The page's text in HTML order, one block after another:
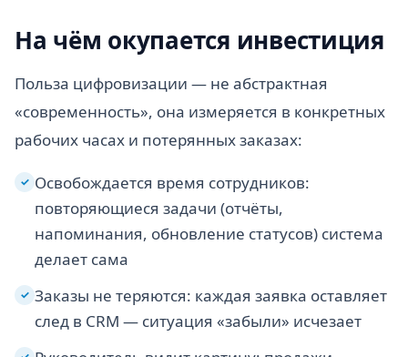
На чём окупается инвестиция
Польза цифровизации — не абстрактная
«современность», она измеряется в конкретных
рабочих часах и потерянных заказах:
✓ Освобождается время сотрудников:
повторяющиеся задачи (отчёты,
напоминания, обновление статусов) система
делает сама
✓ Заказы не теряются: каждая заявка оставляет
след в CRM — ситуация «забыли» исчезает